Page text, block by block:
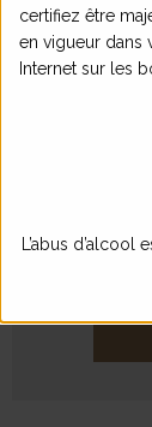
certifiez être
en vigueur dans
Internet sur les
L’abus